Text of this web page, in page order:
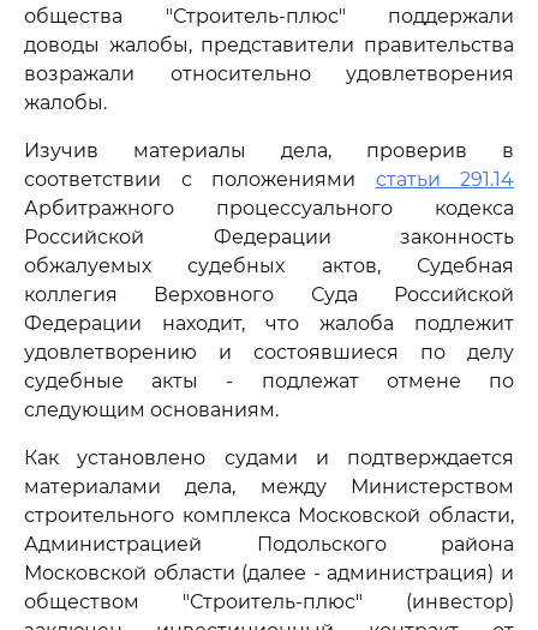
общества "Строитель-плюс" поддержали
доводы жалобы, представители правительства
возражали относительно удовлетворения
жалобы.
Изучив материалы дела, проверив в
соответствии с положениями статьи 291.14
Арбитражного процессуального кодекса
Российской Федерации законность
обжалуемых судебных актов, Судебная
коллегия Верховного Суда Российской
Федерации находит, что жалоба подлежит
удовлетворению и состоявшиеся по делу
судебные акты - подлежат отмене по
следующим основаниям.
Как установлено судами и подтверждается
материалами дела, между Министерством
строительного комплекса Московской области,
Администрацией Подольского района
Московской области (далее - администрация) и
обществом "Строитель-плюс" (инвестор)